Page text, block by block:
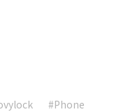
Phone